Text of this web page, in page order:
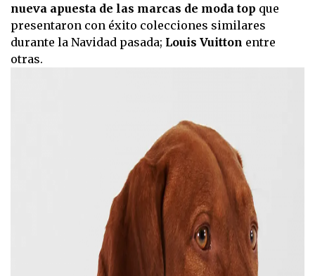
nueva apuesta de las marcas de moda top que
presentaron con éxito colecciones similares
durante la Navidad pasada; Louis Vuitton entre
otras.